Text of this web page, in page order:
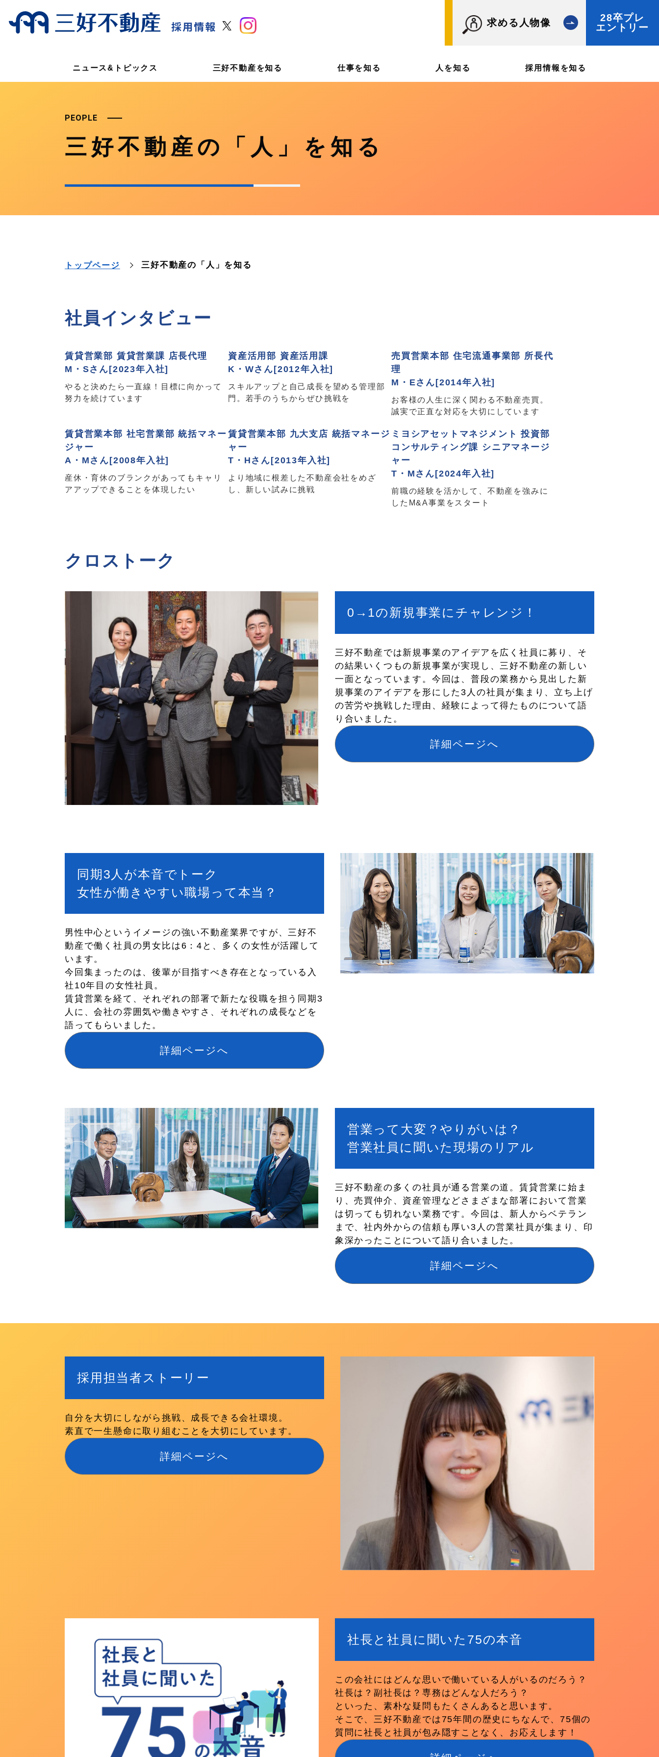
求める人物像
28卒プレ
エントリー
ニュース&トピックス 三好不動産を知る 仕事を知る 人を知る 採用情報を知る
PEOPLE
三好不動産の「人」を知る
トップページ 三好不動産の「人」を知る
社員インタビュー
賃貸営業部 賃貸営業課 店長代理
M・Sさん[2023年入社]
やると決めたら一直線！目標に向かって
努力を続けています
資産活用部 資産活用課
K・Wさん[2012年入社]
スキルアップと自己成長を望める管理部
門。若手のうちからぜひ挑戦を
売買営業本部 住宅流通事業部 所長代
理
M・Eさん[2014年入社]
お客様の人生に深く関わる不動産売買。
誠実で正直な対応を大切にしています
賃貸営業本部 社宅営業部 統括マネー
ジャー
A・Mさん[2008年入社]
産休・育休のブランクがあってもキャリ
アアップできることを体現したい
賃貸営業本部 九大支店 統括マネージ
ャー
T・Hさん[2013年入社]
より地域に根差した不動産会社をめざ
し、新しい試みに挑戦
ミヨシアセットマネジメント 投資部
コンサルティング課 シニアマネージ
ャー
T・Mさん[2024年入社]
前職の経験を活かして、不動産を強みに
したM&A事業をスタート
クロストーク
0→1の新規事業にチャレンジ！
三好不動産では新規事業のアイデアを広く社員に募り、そ
の結果いくつもの新規事業が実現し、三好不動産の新しい
一面となっています。今回は、普段の業務から見出した新
規事業のアイデアを形にした3人の社員が集まり、立ち上げ
の苦労や挑戦した理由、経験によって得たものについて語
り合いました。
詳細ページへ
同期3人が本音でトーク
女性が働きやすい職場って本当？
男性中心というイメージの強い不動産業界ですが、三好不
動産で働く社員の男女比は6：4と、多くの女性が活躍して
います。
今回集まったのは、後輩が目指すべき存在となっている入
社10年目の女性社員。
賃貸営業を経て、それぞれの部署で新たな役職を担う同期3
人に、会社の雰囲気や働きやすさ、それぞれの成長などを
語ってもらいました。
詳細ページへ
営業って大変？やりがいは？
営業社員に聞いた現場のリアル
三好不動産の多くの社員が通る営業の道。賃貸営業に始ま
り、売買仲介、資産管理などさまざまな部署において営業
は切っても切れない業務です。今回は、新人からベテラン
まで、社内外からの信頼も厚い3人の営業社員が集まり、印
象深かったことについて語り合いました。
詳細ページへ
採用担当者ストーリー
自分を大切にしながら挑戦、成長できる会社環境。
素直で一生懸命に取り組むことを大切にしています。
詳細ページへ
社長と社員に聞いた75の本音
この会社にはどんな思いで働いている人がいるのだろう？
社長は？副社長は？専務はどんな人だろう？
といった、素朴な疑問もたくさんあると思います。
そこで、三好不動産では75年間の歴史にちなんで、75個の
質問に社長と社員が包み隠すことなく、お応えします！